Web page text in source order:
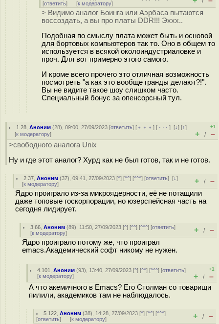
[ответить] [к модератору]
> Видимо аналог Боинга или Аэрбаса пытаются
воссоздать, а вы про платы DDR!!! Эххх..
Подобная по смыслу плата может быть и основой
для бортовых компьютеров так то. Оно в общем то
используется в всякой околоиндустриаловке и
проч. Для вот примерно этого самого.
И кроме всего прочего это отличная возможность
посмотреть "а как это вообще гранды делают?!".
Вы не видите такое шоу слишком часто.
Специальный бонус за опенсорсный тул.
1.28 ,Аноним (28), 09:00, 27/09/2023 [ответить] [ ﹢﹢﹢] [ · · ·][↓] [↑]
[к модератору]
+1
+ / –
>свободного аналога Unix
Ну и где этот аналог? Хурд как не был готов, так и не готов.
2.37 ,Аноним (37), 09:41, 27/09/2023 [^] [^^] [^^^] [ответить][↓]
[к модератору] + / –
Ядро проиграло из-за микроядерности, её не потащили
даже топовые госкорпорации, но юзерспейсная часть на
сегодня лидирует.
3.66 ,Аноним (89), 11:50, 27/09/2023 [^] [^^] [^^^] [ответить]
[к модератору] + / –
Ядро проиграло потому же, что проиграл
emacs.Академический софт никому не нужен.
4.101 ,Аноним (93), 13:40, 27/09/2023 [^] [^^] [^^^] [ответить]
[к модератору]
+1
+ / –
А что акемичного в Emacs? Его Столман со товарищи
пилили, академиков там не наблюдалось.
5.122 ,Аноним (38), 14:28, 27/09/2023 [^] [^^] [^^^]
[ответить] [к модератору] + / –